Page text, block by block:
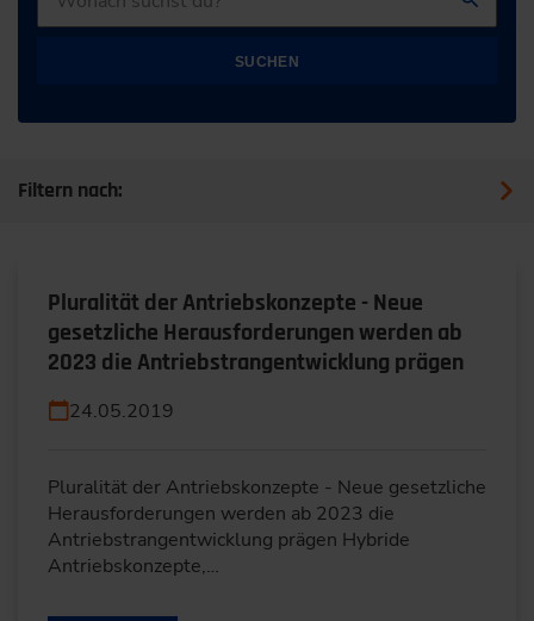
SUCHEN
Filtern nach:
Pluralität der Antriebskonzepte - Neue
gesetzliche Herausforderungen werden ab
2023 die Antriebstrangentwicklung prägen
24.05.2019
Pluralität der Antriebskonzepte - Neue gesetzliche
Herausforderungen werden ab 2023 die
Antriebstrangentwicklung prägen Hybride
Antriebskonzepte,…